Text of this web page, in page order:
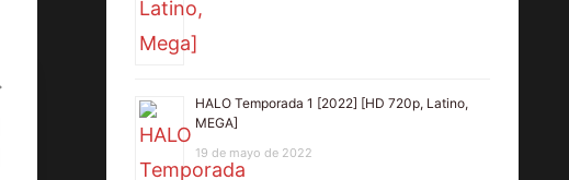
HALO Temporada 1 [2022] [HD 720p, Latino,
MEGA]
19 de mayo de 2022